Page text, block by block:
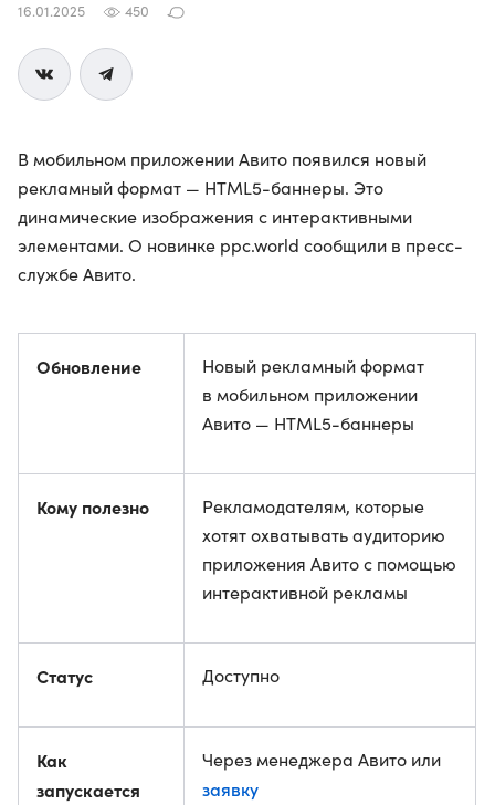
16.01.2025 450
В мобильном приложении Авито появился новый
рекламный формат — HTML5-баннеры. Это
динамические изображения с интерактивными
элементами. О новинке ppc.world сообщили в пресс-
службе Авито.
Обновление
Новый рекламный формат
в мобильном приложении
Авито — HTML5-баннеры
Кому полезно
Рекламодателям, которые
хотят охватывать аудиторию
приложения Авито с помощью
интерактивной рекламы
Статус Доступно
Как
запускается
Через менеджера Авито или
заявку